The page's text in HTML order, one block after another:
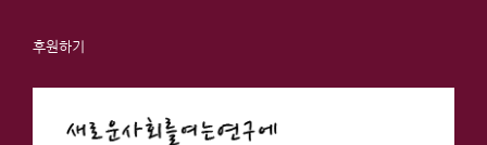
후원하기